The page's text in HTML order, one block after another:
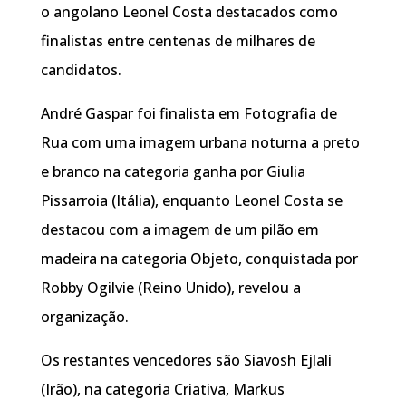
o angolano Leonel Costa destacados como
finalistas entre centenas de milhares de
candidatos.
André Gaspar foi finalista em Fotografia de
Rua com uma imagem urbana noturna a preto
e branco na categoria ganha por Giulia
Pissarroia (Itália), enquanto Leonel Costa se
destacou com a imagem de um pilão em
madeira na categoria Objeto, conquistada por
Robby Ogilvie (Reino Unido), revelou a
organização.
Os restantes vencedores são Siavosh Ejlali
(Irão), na categoria Criativa, Markus